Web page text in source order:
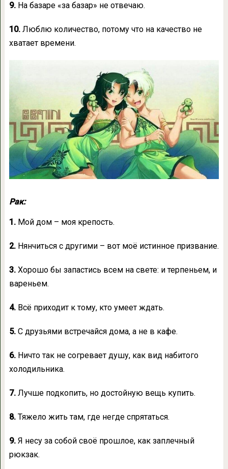
9.На базаре «за базар» не отвечаю.
10.Люблю количество, потому что на качество не
хватает времени.
Рак:
1.Мой дом – моя крепость.
2.Нянчиться с другими – вот моё истинное призвание.
3.Хорошо бы запастись всем на свете: и терпеньем, и
вареньем.
4.Всё приходит к тому, кто умеет ждать.
5.С друзьями встречайся дома, а не в кафе.
6.Ничто так не согревает душу, как вид набитого
холодильника.
7.Лучше подкопить, но достойную вещь купить.
8.Тяжело жить там, где негде спрятаться.
9.Я несу за собой своё прошлое, как заплечный
рюкзак.